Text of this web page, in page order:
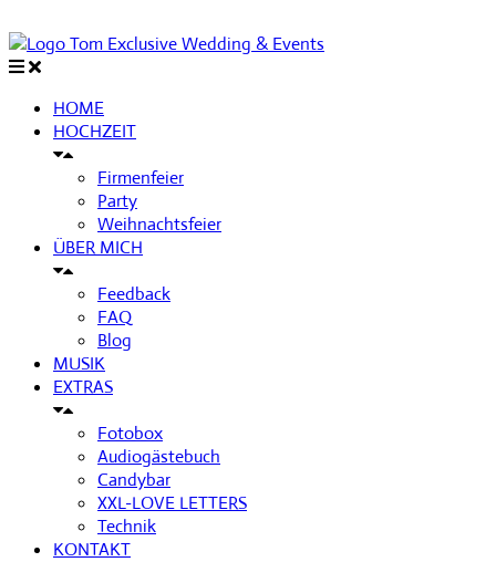
HOME
HOCHZEIT
Firmenfeier
Party
Weihnachtsfeier
ÜBER MICH
Feedback
FAQ
Blog
MUSIK
EXTRAS
Fotobox
Audiogästebuch
Candybar
XXL-LOVE LETTERS
Technik
KONTAKT